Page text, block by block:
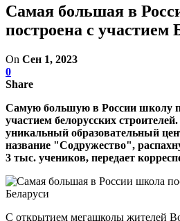
Самая большая в
построена с участием
On Сен 1, 2023
0
Share
Самую большую в России школу
участием белорусских
уникальный образовательный
название "Содружество",
3 тыс. учеников, передает
С открытием мегашколы жителей